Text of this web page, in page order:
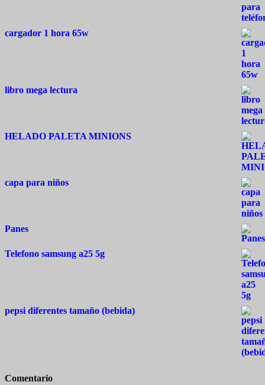
cargador 1 hora 65w
libro mega lectura
HELADO PALETA MINIONS
capa para niños
Panes
Telefono samsung a25 5g
pepsi diferentes tamaño (bebida)
Comentario